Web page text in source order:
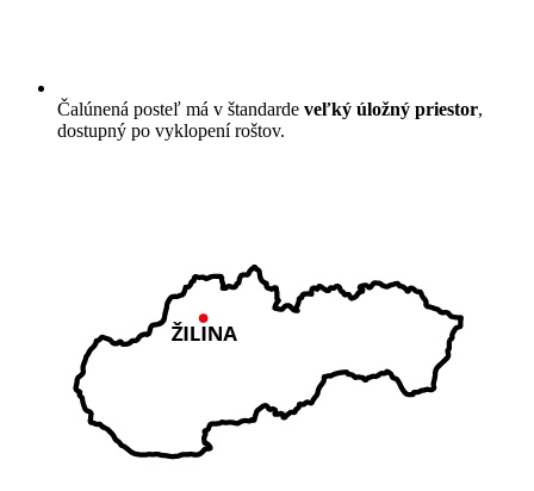
Čalúnená posteľ má v štandarde veľký úložný priestor,
dostupný po vyklopení roštov.